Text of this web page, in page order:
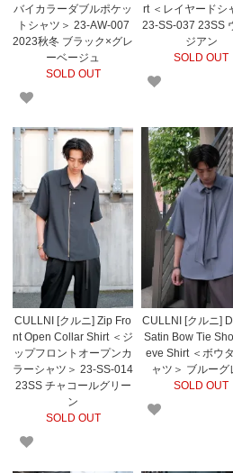
バイカラーダブルポケッ
トシャツ＞ 23-AW-007
2023秋冬 ブラック×グレ
ーベージュ
SOLD OUT
rt ＜レイヤードシ
23-SS-037 23SS
ジアン
SOLD OUT
CULLNI [クルニ] Zip Fro
nt Open Collar Shirt ＜ジ
ップフロントオープンカ
ラーシャツ＞ 23-SS-014
23SS チャコールグリー
ン
SOLD OUT
CULLNI [クルニ]
Satin Bow Tie
eve Shirt ＜ボウ
ャツ＞ ブルーグ
SOLD OUT